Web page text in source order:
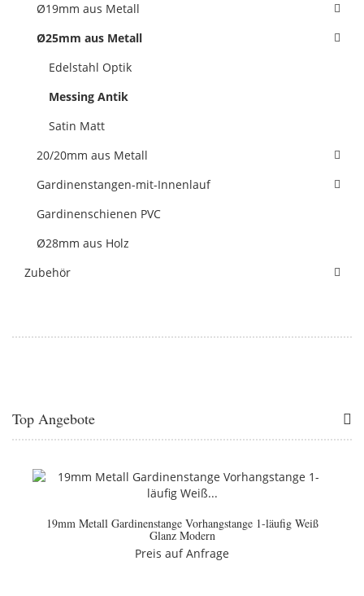
Ø19mm aus Metall
Ø25mm aus Metall
Edelstahl Optik
Messing Antik
Satin Matt
20/20mm aus Metall
Gardinenstangen-mit-Innenlauf
Gardinenschienen PVC
Ø28mm aus Holz
Zubehör
Top Angebote
19mm Metall Gardinenstange Vorhangstange 1-läufig Weiß
Glanz Modern
Preis auf Anfrage